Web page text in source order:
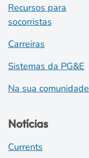
Recursos para
socorristas
Carreiras
Sistemas da PG&E
Na sua comunidade
Notícias
Currents